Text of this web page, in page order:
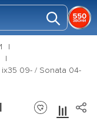
ix35 09- / Sonata 04-